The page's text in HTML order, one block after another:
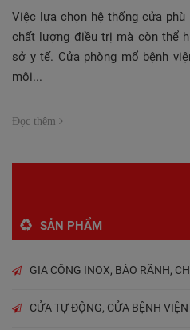
Việc lựa chọn hệ thống cửa
chất lượng điều trị mà còn thể
sở y tế. Cửa phòng mổ bệnh
môi...
Đọc thêm
SẢN PHẨM
GIA CÔNG INOX, BÀO RÃNH,
CỬA TỰ ĐỘNG, CỬA BỆNH VIỆN